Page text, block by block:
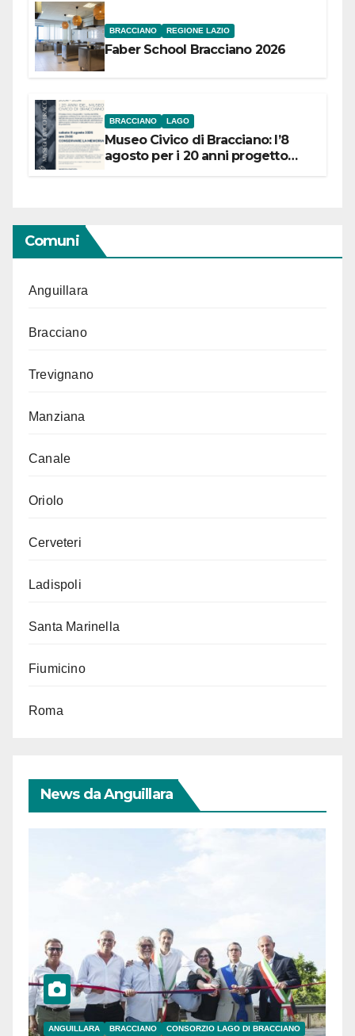
BRACCIANO REGIONE LAZIO
Faber School Bracciano 2026
BRACCIANO LAGO
Museo Civico di Bracciano: l’8
agosto per i 20 anni progetto
Comuni
Anguillara
Bracciano
Trevignano
Manziana
Canale
Oriolo
Cerveteri
Ladispoli
Santa Marinella
Fiumicino
Roma
News da Anguillara
ANGUILLARA BRACCIANO
CONSORZIO LAGO DI BRACCIANO